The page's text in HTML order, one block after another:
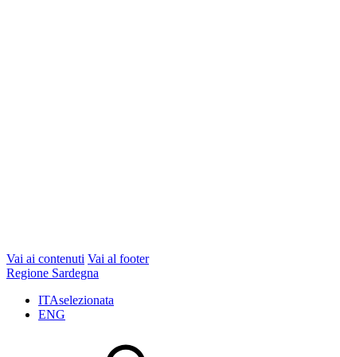
Vai ai contenuti Vai al footer
Regione Sardegna
ITAselezionata
ENG